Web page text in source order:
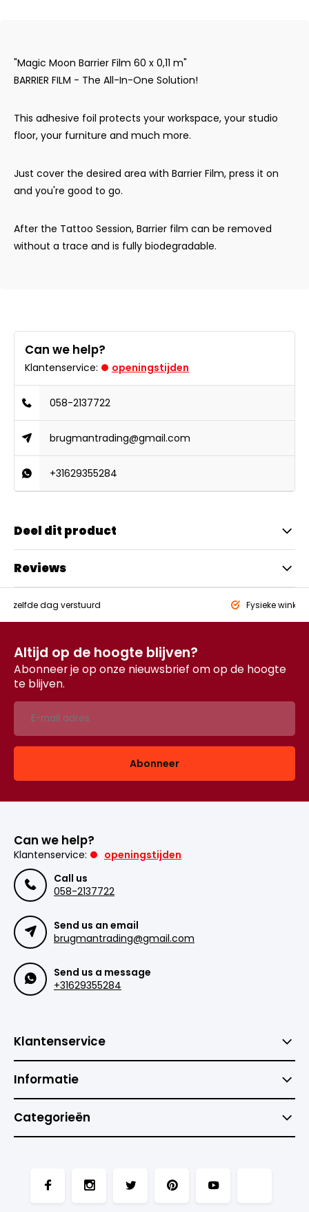
"Magic Moon Barrier Film 60 x 0,11 m"
BARRIER FILM - The All-In-One Solution!
This adhesive foil protects your workspace, your studio
floor, your furniture and much more.
Just cover the desired area with Barrier Film, press it on
and you're good to go.
After the Tattoo Session, Barrier film can be removed
without a trace and is fully biodegradable.
Can we help?
Klantenservice: openingstijden
058-2137722
brugmantrading@gmail.com
+31629355284
Deel dit product
Reviews
zelfde dag verstuurd Fysieke winkel
Altijd op de hoogte blijven?
Abonneer je op onze nieuwsbrief om op de hoogte
te blijven.
Abonneer
Can we help?
Klantenservice:
openingstijden
Call us
058-2137722
Send us an email
brugmantrading@gmail.com
Send us a message
+31629355284
Klantenservice
Informatie
Categorieën